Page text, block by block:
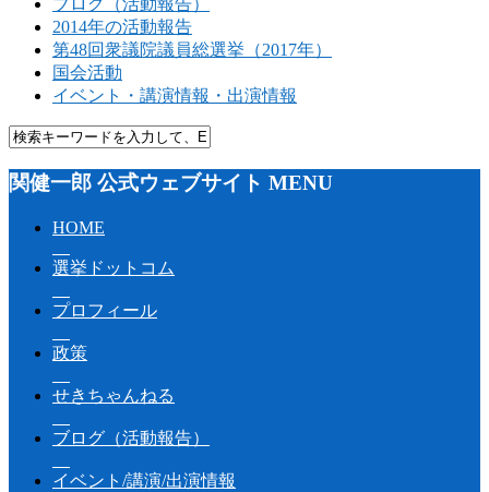
ブログ（活動報告）
2014年の活動報告
第48回衆議院議員総選挙（2017年）
国会活動
イベント・講演情報・出演情報
関健一郎 公式ウェブサイト MENU
HOME
選挙ドットコム
プロフィール
政策
せきちゃんねる
ブログ（活動報告）
イベント/講演/出演情報